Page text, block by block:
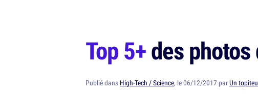
Top 5+des
Publié dans High-Tech / Science, le 06/12/2017 parUn